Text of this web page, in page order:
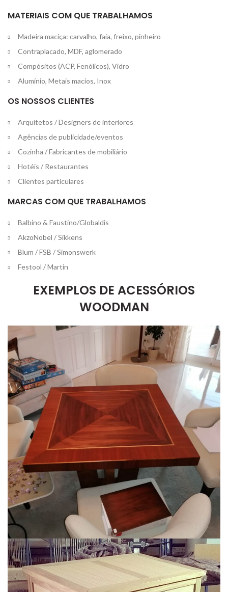
MATERIAIS COM QUE TRABALHAMOS
Madeira maciça: carvalho, faia, freixo, pinheiro
Contraplacado, MDF, aglomerado
Compósitos (ACP, Fenólicos), Vidro
Alumínio, Metais macios, Inox
OS NOSSOS CLIENTES
Arquitetos / Designers de interiores
Agências de publicidade/eventos
Cozinha / Fabricantes de mobiliário
Hotéis / Restaurantes
Clientes particulares
MARCAS COM QUE TRABALHAMOS
Balbino & Faustino/Globaldis
AkzoNobel / Sikkens
Blum / FSB / Simonswerk
Festool / Martin
EXEMPLOS DE ACESSÓRIOS
WOODMAN